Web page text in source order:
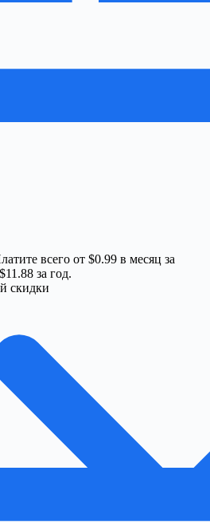
всего от $0.99 в месяц за
за год.
скидки